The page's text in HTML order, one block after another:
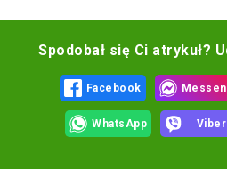
Spodobał się Ci atrykuł?
Facebook
WhatsApp Viber